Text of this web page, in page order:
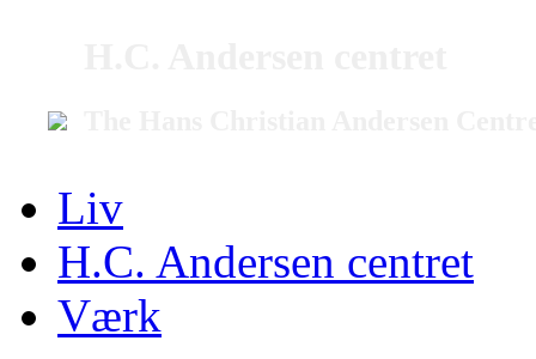
Liv
H.C. Andersen centret
Værk